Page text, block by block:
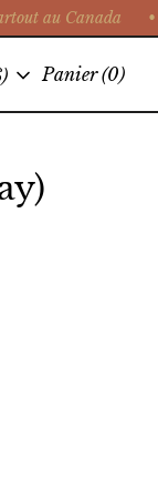
au Canada •
Panier (0)